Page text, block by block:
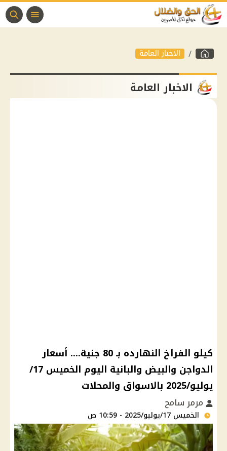
الاخبار العامة
الاخبار العامة
كيلو الفراخ النهارده بـ 80 جنية.... أسعار
الدواجن والبيض والبانية اليوم الخميس 17/
يوليو/2025 بالاسواق والمحلات
مرمر سامح
الخميس 17/يوليو/2025 - 10:59 ص